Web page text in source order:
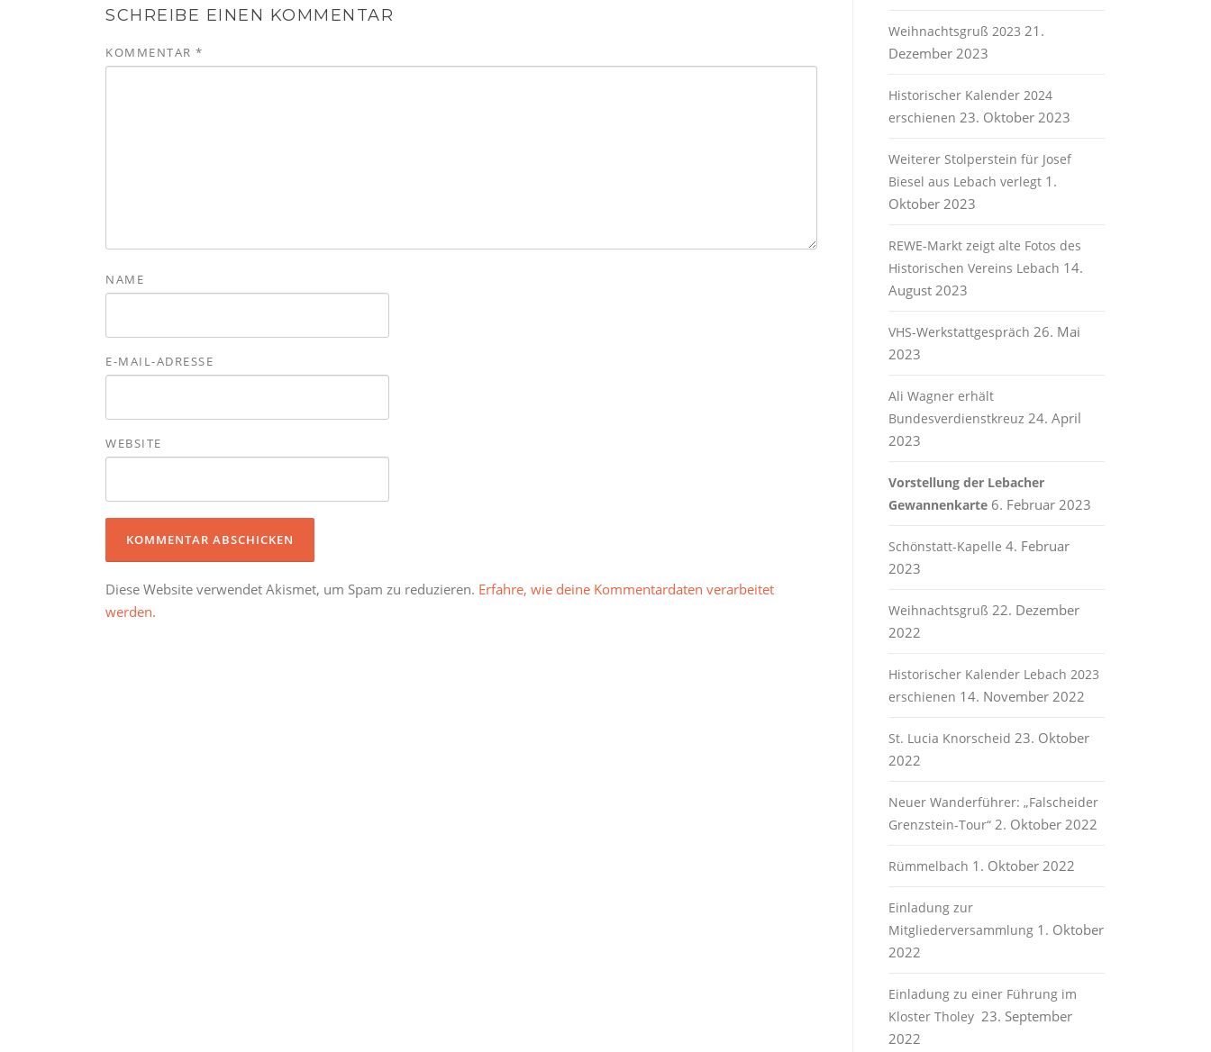
SCHREIBE EINEN KOMMENTAR
KOMMENTAR *
NAME
E-MAIL-ADRESSE
WEBSITE
Diese Website verwendet Akismet, um Spam zu reduzieren. Erfahre, wie deine Kommentardaten verarbeitet
werden.
Weihnachtsgruß 2023 21.
Dezember 2023
Historischer Kalender 2024
erschienen 23. Oktober 2023
Weiterer Stolperstein für Josef
Biesel aus Lebach verlegt 1.
Oktober 2023
REWE-Markt zeigt alte Fotos des
Historischen Vereins Lebach 14.
August 2023
VHS-Werkstattgespräch 26. Mai
2023
Ali Wagner erhält
Bundesverdienstkreuz 24. April
2023
Vorstellung der Lebacher
Gewannenkarte 6. Februar 2023
Schönstatt-Kapelle 4. Februar
2023
Weihnachtsgruß 22. Dezember
2022
Historischer Kalender Lebach 2023
erschienen 14. November 2022
St. Lucia Knorscheid 23. Oktober
2022
Neuer Wanderführer: „Falscheider
Grenzstein-Tour“ 2. Oktober 2022
Rümmelbach 1. Oktober 2022
Einladung zur
Mitgliederversammlung 1. Oktober
2022
Einladung zu einer Führung im
Kloster Tholey 23. September
2022